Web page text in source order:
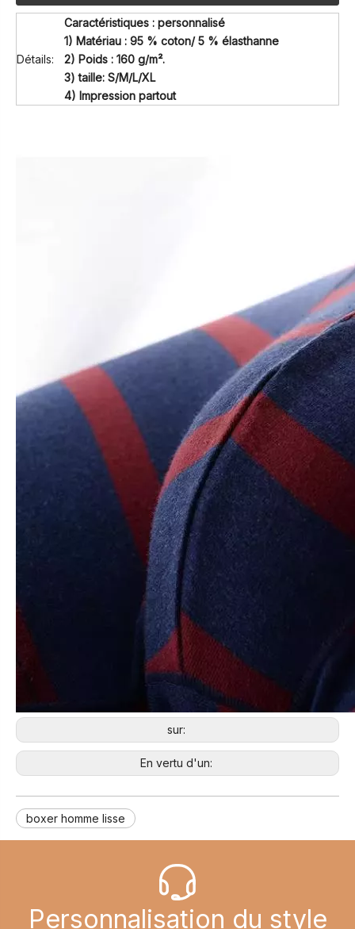
Détails:
Caractéristiques : personnalisé
1) Matériau : 95 % coton/ 5 % élasthanne
2) Poids : 160 g/m².
3) taille: S/M/L/XL
4) Impression partout
sur:
En vertu d'un:
boxer homme lisse
Personnalisation du style​​​​​​​